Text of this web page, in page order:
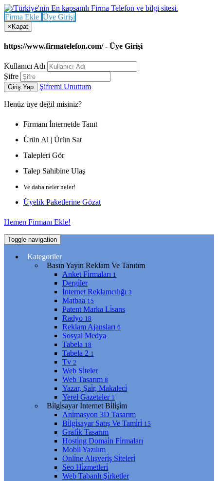
Firma Ekle Üye Girişi
× Kapat
https://www.firmatelefon.com/ - Üye Girişi
Kullanıcı Adı
Şifre
Giriş Yap Şifremi Unuttum
Henüz üye değil misiniz?
Firmanı İnternetde Tanıt
Ürün Al | Ürün Sat
Talepleri Gör
Talep Sahibine Ulaş
Ve daha neler neler!
Üyelik Paketlerine Gözat
Hemen Firmanı Ekle!
Toggle navigation
Kategoriler
Basın Yayın Reklam Ve Tanıtım
Anket Fi̇rmaları 1
Dergi̇ler
İnternet Reklamcılığı 3
Matbaa 15
Patent Marka Li̇sans
Radyo 18
Reklam Ajansları 6
Sosyal Medya
Tabela 18
Tabela 2 1
Tv 2
Web Si̇teler
Web Tasarım 8
Yazar, Şai̇r, Makaleci̇
Yerel Gazeteler 1
Bi̇lgi̇sayar İnternet Bi̇li̇şi̇m
Ani̇masyon 3D Tasarım
Bi̇lgi̇sayar Satış Ve Tami̇ri̇ 15
Grafi̇k Tasarım
Hosti̇ng Domai̇n Fi̇rmaları
Mobi̇l Yazılım
Onli̇ne Alışveri̇ş Si̇teleri̇
Seo Hi̇zmetleri̇
Web Tabanlı Şi̇rketler